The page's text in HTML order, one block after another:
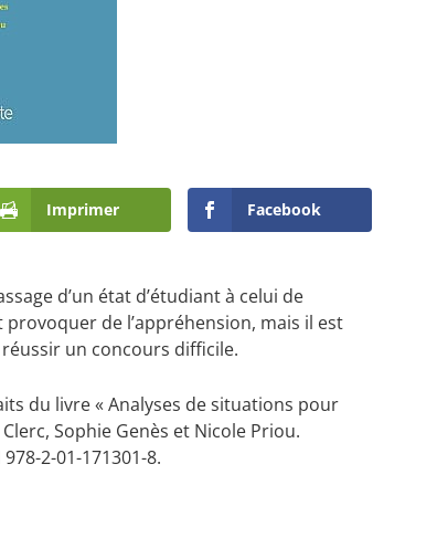
Imprimer Facebook
d’un état d’étudiant à celui de
de l’appréhension, mais il est
un concours difficile.
du livre « Analyses de situations pour
Sophie Genès et Nicole Priou.
2-01-171301-8.